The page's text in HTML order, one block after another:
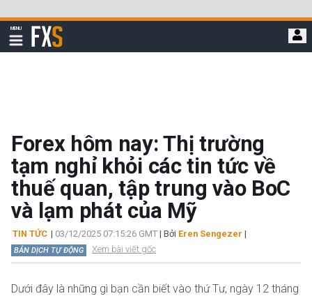
qua
đi
MENU
Hiển
thị
FXStreet
Forex hôm nay: Thị trường
tạm nghỉ khỏi các tin tức về
thuế quan, tập trung vào BoC
và lạm phát của Mỹ
TIN TỨC | 03/12/2025 07:15:26 GMT | Bởi Eren Sengezer |
BẢN DỊCH TỰ ĐỘNG Xem bài viết gốc
Dưới đây là những gì bạn cần biết vào thứ Tư, ngày 12 tháng